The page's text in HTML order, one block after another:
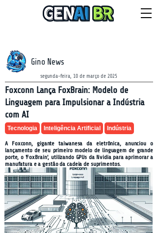
Gino News
segunda-feira, 10 de março de 2025
Foxconn Lança FoxBrain: Modelo de
Linguagem para Impulsionar a Indústria
com AI
Tecnologia Inteligência Artificial Indústria
A Foxconn, gigante taiwanesa da eletrônica, anunciou o
lançamento de seu primeiro modelo de linguagem de grande
porte, o 'FoxBrain', utilizando GPUs da Nvidia para aprimorar a
manufatura e a gestão da cadeia de suprimentos.